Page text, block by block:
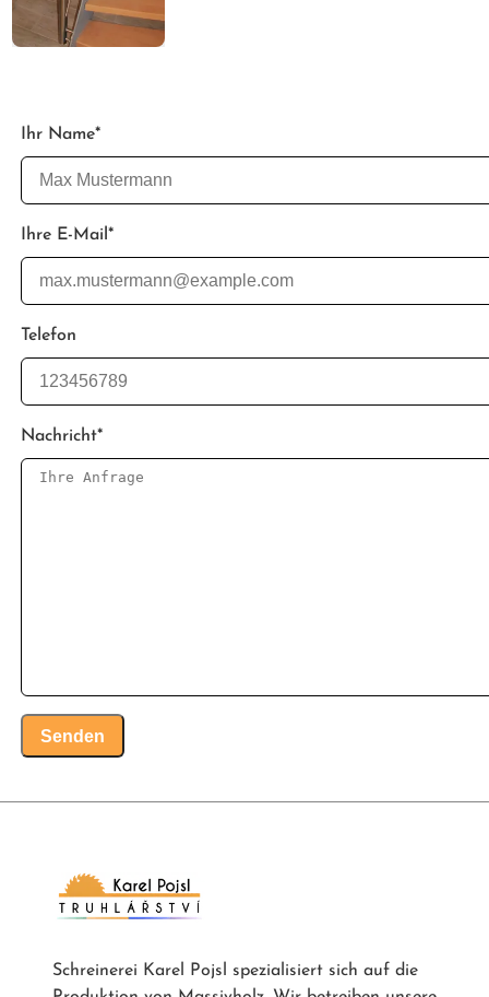
Ihr Name*
Ihre E-Mail*
Telefon
Nachricht*
Senden
Schreinerei Karel Pojsl spezialisiert sich auf die